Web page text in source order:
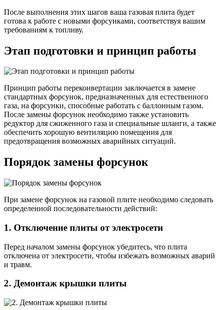
После выполнения этих шагов ваша газовая плита будет
готова к работе с новыми форсунками, соответствуя вашим
требованиям к топливу.
Этап подготовки и принцип работы
Принцип работы переконвертации заключается в замене
стандартных форсунок, предназначенных для естественного
газа, на форсунки, способные работать с баллонным газом.
После замены форсунок необходимо также установить
редуктор для сжиженного газа и специальные шланги, а также
обеспечить хорошую вентиляцию помещения для
предотвращения возможных аварийных ситуаций.
Порядок замены форсунок
При замене форсунок на газовой плите необходимо следовать
определенной последовательности действий:
1. Отключение плиты от электросети
Перед началом замены форсунок убедитесь, что плита
отключена от электросети, чтобы избежать возможных аварий
и травм.
2. Демонтаж крышки плиты